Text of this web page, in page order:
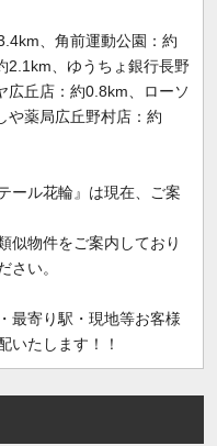
、角前運動公園：約
2.1km、ゆうちょ銀行長野
広丘店：約0.8km、ローソ
や薬局広丘野村店：約
ール花輪』は現在、ご案
似物件をご案内しており
さい。
最寄り駅・現地等お客様
いたします！！